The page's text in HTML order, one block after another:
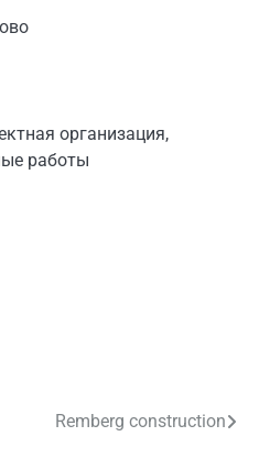
организация,
работы
Remberg construction